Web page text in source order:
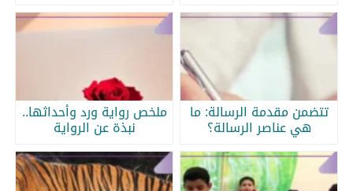
تتضمن مقدمة الرسالة: ما
هي عناصر الرسالة؟
ملخص رواية ورد وأحداثها..
نبذة عن الرواية